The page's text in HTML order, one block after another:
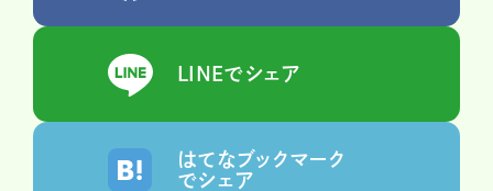
LINEでシェア
はてなブックマーク
でシェア